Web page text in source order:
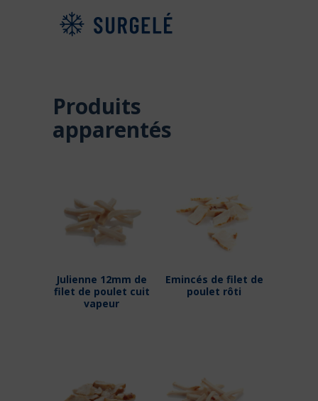
Produits
apparentés
Julienne 12mm de
filet de poulet cuit
vapeur
Emincés de filet de
poulet rôti